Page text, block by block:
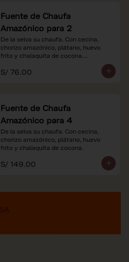
Fuente de Chaufa
Amazónico para 2
De la selva su chaufa. Con cecina,
chorizo amazónico, plátano, huevo
frito y chalaquita de cocona.
*Imágenes referenciales.
*Nuestros precios están expresados en
S/ 76.00
Fuente de Chaufa
Amazónico para 4
De la selva su chaufa. Con cecina,
chorizo amazónico, plátano, huevo
frito y chalaquita de cocona.
S/ 149.00